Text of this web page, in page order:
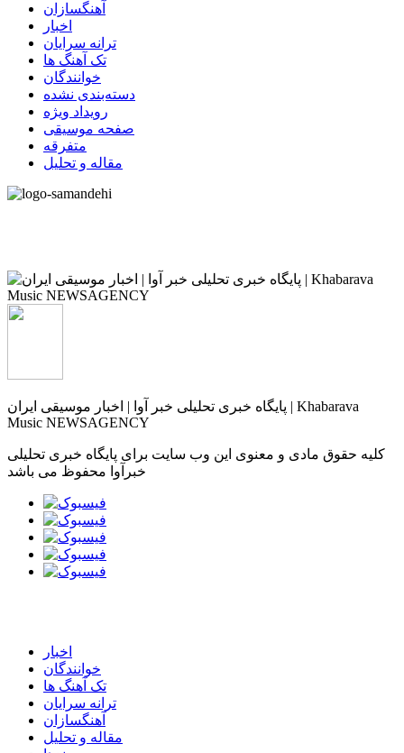
آهنگسازان
اخبار
ترانه سرایان
تک آهنگ ها
خوانندگان
دسته‌بندی نشده
رویداد ویژه
صفحه موسیقی
متفرقه
مقاله و تحلیل
پایگاه خبری تحلیلی خبر آوا | اخبار موسیقی ایران | Khabarava
Music NEWSAGENCY
کلیه حقوق مادی و معنوی این وب سایت برای پایگاه خبری تحلیلی
خبرآوا محفوظ می باشد
اخبار
خوانندگان
تک آهنگ ها
ترانه سرایان
آهنگسازان
مقاله و تحلیل